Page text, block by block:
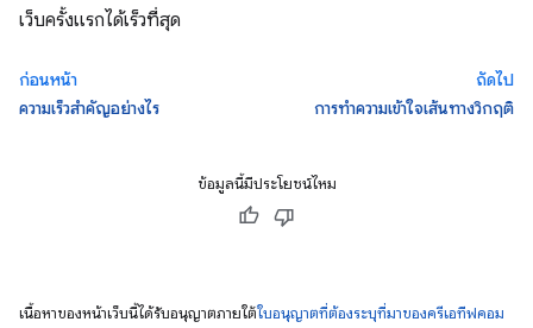
เว็บครั้งแรกได้เร็วที่สุด
ก่อนหน้า
ความเร็วสำคัญอย่างไร
ถัดไป
การทำความเข้าใจเส้นทางวิกฤติ
ข้อมูลนี้มีประโยชน์ไหม
เนื้อหาของหน้าเว็บนี้ได้รับอนุญาตภายใต้ใบอนุญาตที่ต้องระบุที่มาของครีเอทีฟคอม